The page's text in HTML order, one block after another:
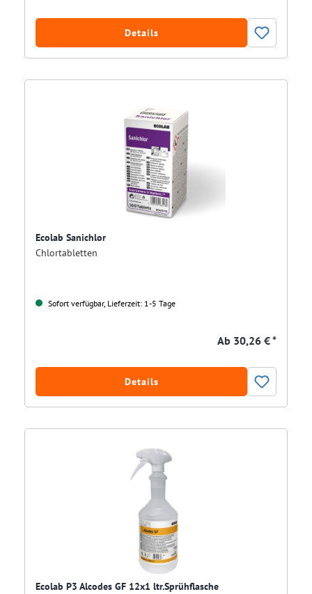
Details
Ecolab Sanichlor
Chlortabletten
Sofort verfügbar, Lieferzeit: 1-5 Tage
Ab 30,26 € *
Details
Ecolab P3 Alcodes GF 12x1 ltr.Sprühflasche